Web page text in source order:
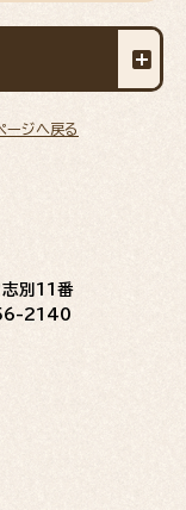
ージへ戻る
別11番
2140